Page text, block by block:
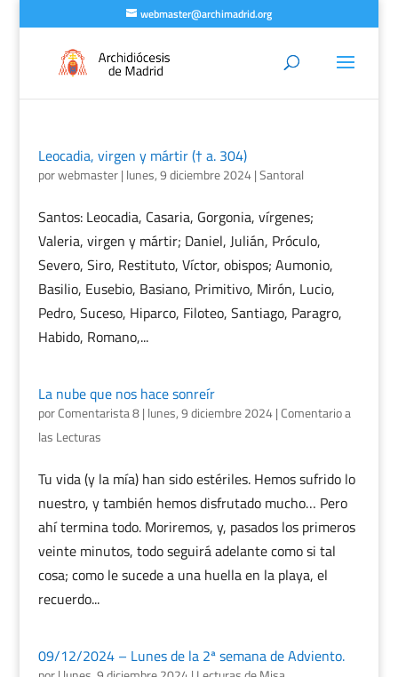
webmaster@archimadrid.org
Leocadia, virgen y mártir († a. 304)
porwebmaster| lunes, 9 diciembre 2024|Santoral
Santos: Leocadia, Casaria, Gorgonia, vírgenes;
Valeria, virgen y mártir; Daniel, Julián, Próculo,
Severo, Siro, Restituto, Víctor, obispos; Aumonio,
Basilio, Eusebio, Basiano, Primitivo, Mirón, Lucio,
Pedro, Suceso, Hiparco, Filoteo, Santiago, Paragro,
Habido, Romano,...
La nube que nos hace sonreír
porComentarista 8| lunes, 9 diciembre 2024|Comentario a
las Lecturas
Tu vida (y la mía) han sido estériles. Hemos sufrido lo
nuestro, y también hemos disfrutado mucho… Pero
ahí termina todo. Moriremos, y, pasados los primeros
veinte minutos, todo seguirá adelante como si tal
cosa; como le sucede a una huella en la playa, el
recuerdo...
09/12/2024 – Lunes de la 2ª semana de Adviento.